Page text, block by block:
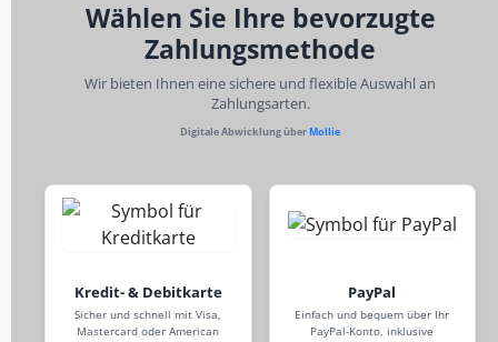
Wählen Sie Ihre bevorzugte
Zahlungsmethode
Wir bieten Ihnen eine sichere und flexible Auswahl an
Zahlungsarten.
Digitale Abwicklung überMollie
Kredit- & Debitkarte
Sicher und schnell mit Visa,
Mastercard oder American
PayPal
Einfach und bequem über Ihr
PayPal-Konto, inklusive